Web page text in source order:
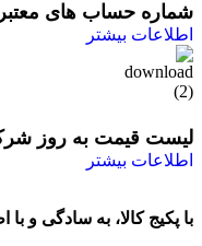
شماره حساب های معتبر
اطلاعات بیشتر
لیست قیمت به روز
اطلاعات بیشتر
با پکیج کالا، به سادگی و